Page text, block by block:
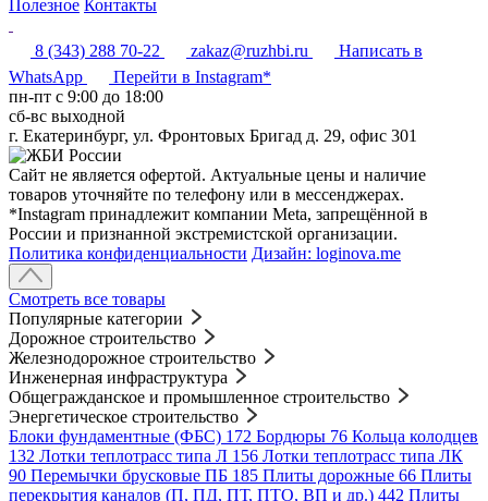
Полезное Контакты
8 (343) 288 70-22 zakaz@ruzhbi.ru
Написать в
WhatsApp
Перейти в Instagram*
пн-пт c 9:00 до 18:00
сб-вс выходной
г. Екатеринбург, ул. Фронтовых Бригад д. 29, офис 301
Сайт не является офертой. Актуальные цены и наличие
товаров уточняйте по телефону или в мессенджерах.
*Instagram принадлежит компании Meta, запрещённой в
России и признанной экстремистской организации.
Политика конфиденциальности Дизайн: loginova.me
Смотреть все товары
Популярные категории
Дорожное строительство
Железнодорожное строительство
Инженерная инфраструктура
Общегражданское и промышленное строительство
Энергетическое строительство
Блоки фундаментные (ФБС) 172 Бордюры 76 Кольца колодцев
132 Лотки теплотрасс типа Л 156 Лотки теплотрасс типа ЛК
90 Перемычки брусковые ПБ 185 Плиты дорожные 66 Плиты
перекрытия каналов (П, ПД, ПТ, ПТО, ВП и др.) 442 Плиты